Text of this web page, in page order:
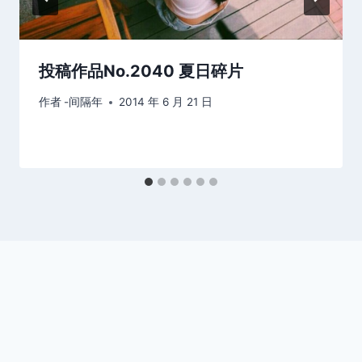
投稿作品No.2040 夏日碎片
作者 -间隔年 2014 年 6 月 21 日